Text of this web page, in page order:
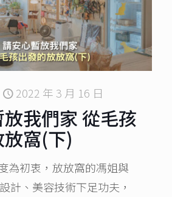
2022 年 3 月 16 日
我們家 從毛孩
窩(下)
為初衷，放放窩的馮姐與
計、美容技術下足功夫，